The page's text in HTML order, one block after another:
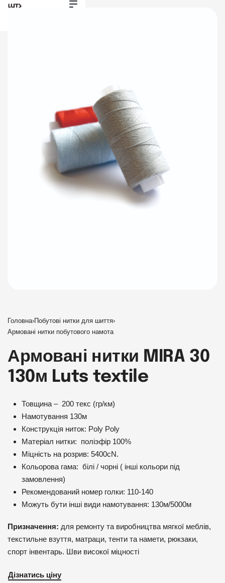
Головна›Побутові нитки для шиття›
Армовані нитки побутового намота
Армовані нитки MIRA 30
130м Luts textile
Товщина – 200 текс (гр/км)
Намотування 130м
Конструкція ниток: Poly Poly
Матеріал нитки: поліэфір 100%
Міцність на розрив: 5400cN.
Кольорова гама: білі / чорні ( інші кольори під
замовлення)
Рекомендований номер голки: 110-140
Можуть бути інші види намотування: 130м/5000м
Призначення: для ремонту та виробництва мягкої меблів,
текстильне взуття, матраци, тенти та намети, рюкзаки,
спорт інвентарь. Шви високої міцності
Дізнатись ціну